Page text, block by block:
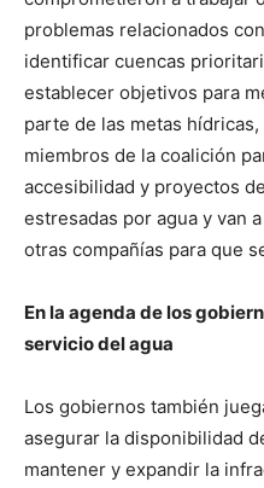
problemas relacionados
identificar cuencas
establecer objetivos para
parte de las metas
miembros de la coalición
accesibilidad y proyectos
estresadas por agua y van
otras compañías para que
En la agenda de los
servicio del agua
Los gobiernos también
asegurar la disponibilidad
mantener y expandir la